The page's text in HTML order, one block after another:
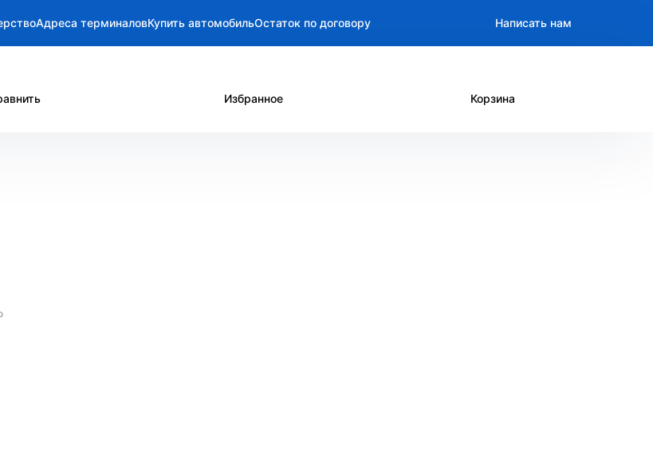
Адреса терминаловКупить автомобильОстаток по договору Написать нам
Избранное Корзина